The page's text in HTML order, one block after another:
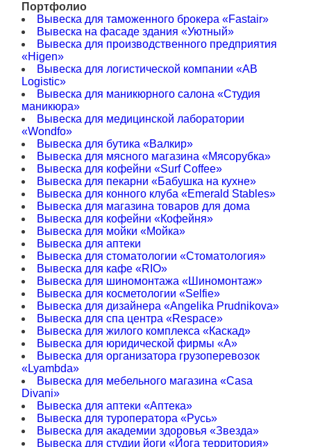
Портфолио
Вывеска для таможенного брокера «Fastair»
Вывеска на фасаде здания «Уютный»
Вывеска для производственного предприятия
«Higen»
Вывеска для логистической компании «AB
Logistic»
Вывеска для маникюрного салона «Студия
маникюра»
Вывеска для медицинской лаборатории
«Wondfo»
Вывеска для бутика «Валкир»
Вывеска для мясного магазина «Мясорубка»
Вывеска для кофейни «Surf Coffee»
Вывеска для пекарни «Бабушка на кухне»
Вывеска для конного клуба «Emerald Stables»
Вывеска для магазина товаров для дома
Вывеска для кофейни «Кофейня»
Вывеска для мойки «Мойка»
Вывеска для аптеки
Вывеска для стоматологии «Стоматология»
Вывеска для кафе «RIO»
Вывеска для шиномонтажа «Шиномонтаж»
Вывеска для косметологии «Selfie»
Вывеска для дизайнера «Angelika Prudnikova»
Вывеска для спа центра «Respace»
Вывеска для жилого комплекса «Каскад»
Вывеска для юридической фирмы «А»
Вывеска для организатора грузоперевозок
«Lyambda»
Вывеска для мебельного магазина «Casa
Divani»
Вывеска для аптеки «Аптека»
Вывеска для туроператора «Русь»
Вывеска для академии здоровья «Звезда»
Вывеска для студии йоги «Йога территория»